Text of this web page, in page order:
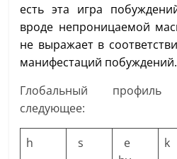
есть эта игра
вроде непроницаемой
не выражает в
манифестаций побуждений.
Глобальный
следующее:
h s
e
k